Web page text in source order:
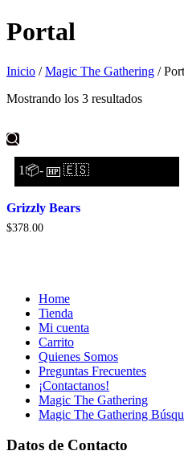
Portal
Inicio /Magic The Gathering /
Mostrando los 3 resultados
1📦- HP 🇪🇸
Grizzly Bears
$378.00
Home
Tienda
Mi cuenta
Carrito
Quienes Somos
Preguntas Frecuentes
¡Contactanos!
Magic The Gathering
Magic The Gathering
Datos de Contacto